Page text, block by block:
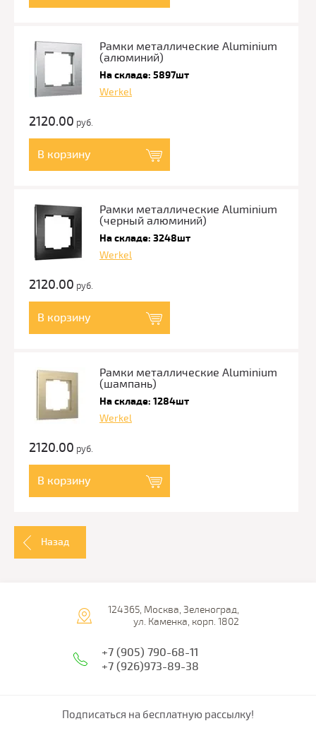
Рамки металлические Aluminium
(алюминий)
На складе: 5897шт
Werkel
2120.00 руб.
В корзину
Рамки металлические Aluminium
(черный алюминий)
На складе: 3248шт
Werkel
2120.00 руб.
В корзину
Рамки металлические Aluminium
(шампань)
На складе: 1284шт
Werkel
2120.00 руб.
В корзину
Назад
124365, Москва, Зеленоград,
ул. Каменка, корп. 1802
+7 (905) 790-68-11
+7 (926)973-89-38
Подписаться на бесплатную рассылку!